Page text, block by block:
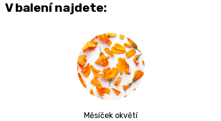
V balení najdete:
Měsíček okvětí